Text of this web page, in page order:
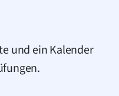
und ein Kalender